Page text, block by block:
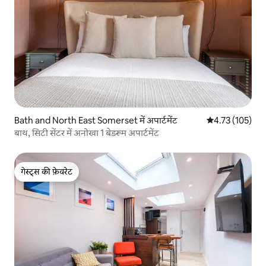
Bath and North East Somerset में अपार्टमेंट औसत रेटिंग 5 में से
4.73 (105)
बाथ, सिटी सेंटर में अनोखा 1 बेडरूम अपार्टमेंट
गेस्ट्स की फ़ेवरेट
गेस्ट्स की फ़ेवरेट